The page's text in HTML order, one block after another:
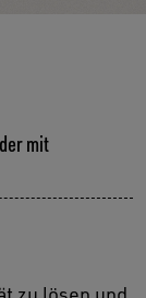
mit